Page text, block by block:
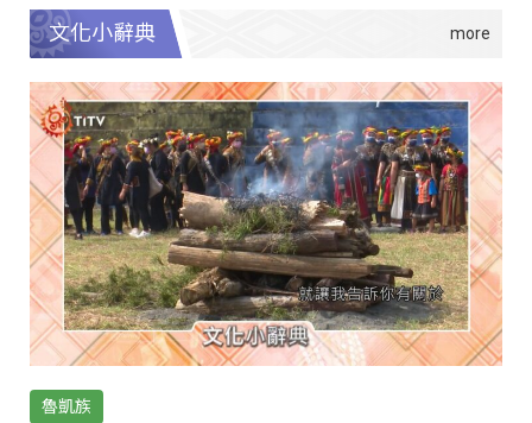
文化小辭典
魯凱族